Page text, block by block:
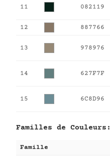
11 082119
12 887766
13 978976
14 627F7F
15 6C8D96
Familles de Couleurs:
Famille